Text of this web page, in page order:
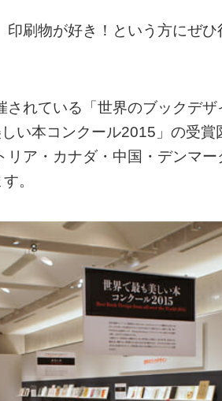
刷物が好き！という方にぜ
されている「世界のブックデ
い本コンクール2015」の受賞
リア・カナダ・中国・デンマ
。